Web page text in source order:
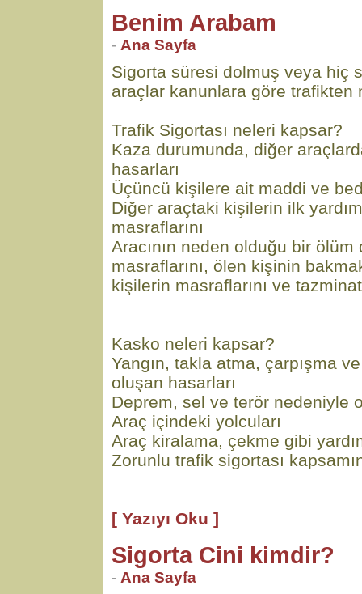
Benim Arabam
- Ana Sayfa
Sigorta süresi dolmuş veya hiç
araçlar kanunlara göre trafikten
Trafik Sigortası neleri kapsar?
Kaza durumunda, diğer
hasarları
Üçüncü kişilere ait maddi ve
Diğer araçtaki kişilerin ilk
masraflarını
Aracının neden olduğu bir
masraflarını, ölen kişinin
kişilerin masraflarını ve
Kasko neleri kapsar?
Yangın, takla atma, çarpışma
oluşan hasarları
Deprem, sel ve terör nedeniyle
Araç içindeki yolcuları
Araç kiralama, çekme gibi
Zorunlu trafik sigortası
[ Yazıyı Oku ]
Sigorta Cini kimdir?
- Ana Sayfa